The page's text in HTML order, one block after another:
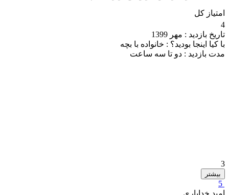
امتیاز کل
4
تاریخ بازدید : مهر 1399
با کیا اینجا بودید؟ : خانواده با بچه
مدت بازدید : دو تا سه ساعت
3
بیشتر
5
امید خدایاری